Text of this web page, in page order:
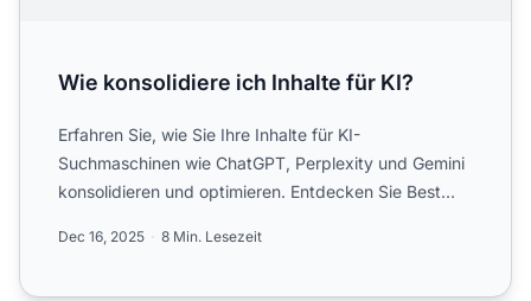
Wie konsolidiere ich Inhalte für KI?
Erfahren Sie, wie Sie Ihre Inhalte für KI-
Suchmaschinen wie ChatGPT, Perplexity und Gemini
konsolidieren und optimieren. Entdecken Sie Best
Dec 16, 2025 8 Min. Lesezeit